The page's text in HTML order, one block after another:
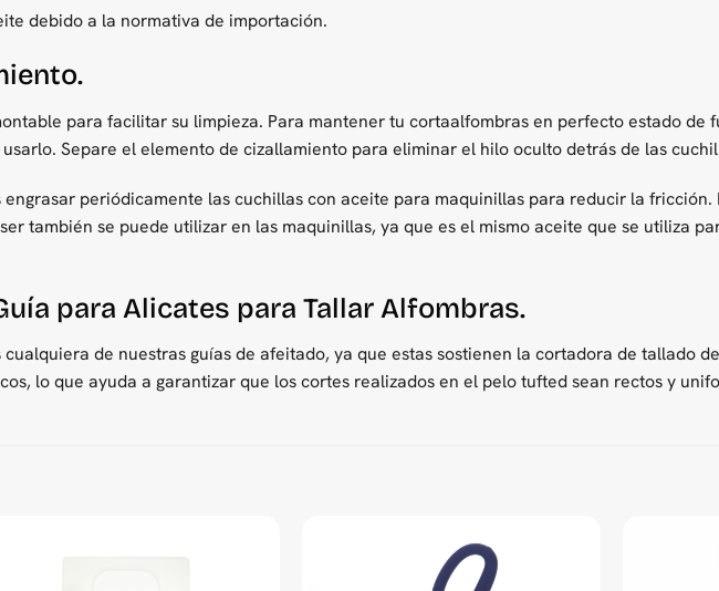
debido a la normativa de importación.
para facilitar su limpieza. Para mantener tu cortaalfombras en perfecto estado de
Separe el elemento de cizallamiento para eliminar el hilo oculto detrás de las
engrasar periódicamente las cuchillas con aceite para maquinillas para reducir la
también se puede utilizar en las maquinillas, ya que es el mismo aceite que se utiliza
para Alicates para Tallar Alfombras.
cualquiera de nuestras guías de afeitado, ya que estas sostienen la cortadora de tallado
lo que ayuda a garantizar que los cortes realizados en el pelo tufted sean rectos y